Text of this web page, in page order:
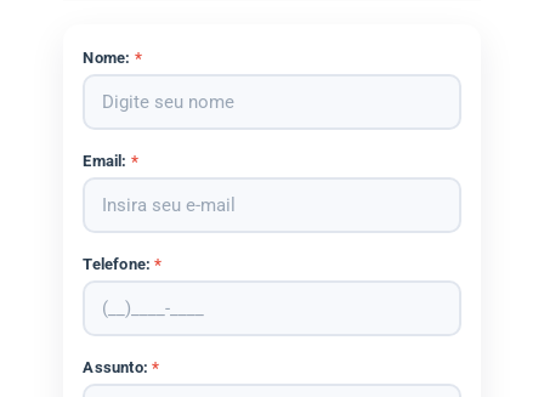
Nome: *
Email: *
Telefone:*
Assunto:*